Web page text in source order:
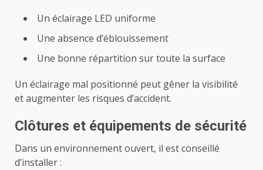
Un éclairage LED uniforme
Une absence d’éblouissement
Une bonne répartition sur toute la surface
Un éclairage mal positionné peut gêner la visibilité
et augmenter les risques d’accident.
Clôtures et équipements de sécurité
Dans un environnement ouvert, il est conseillé
d’installer :